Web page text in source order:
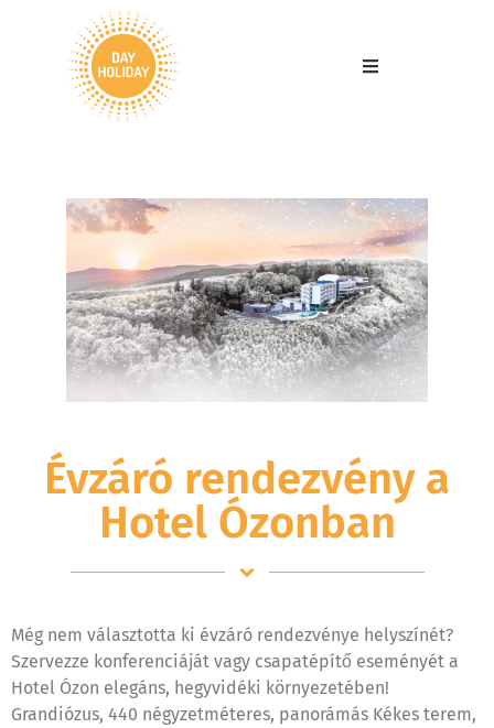
Évzáró rendezvény a
Hotel Ózonban
Még nem választotta ki évzáró rendezvénye helyszínét?
Szervezze konferenciáját vagy csapatépítő eseményét a
Hotel Ózon elegáns, hegyvidéki környezetében!
Grandiózus, 440 négyzetméteres, panorámás Kékes terem,